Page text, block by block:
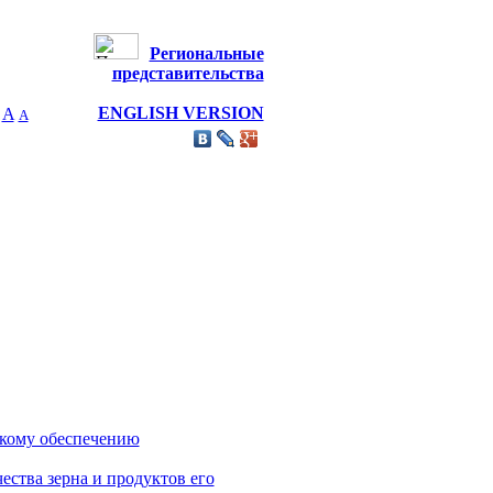
A А
Региональные
представительства
ENGLISH VERSION
обеспечению
зерна и продуктов его